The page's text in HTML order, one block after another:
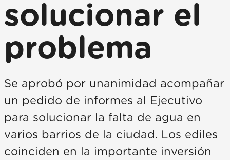
solucionar el
problema
Se aprobó por unanimidad acompañar
un pedido de informes al Ejecutivo
para solucionar la falta de agua en
varios barrios de la ciudad. Los ediles
coinciden en la importante inversión